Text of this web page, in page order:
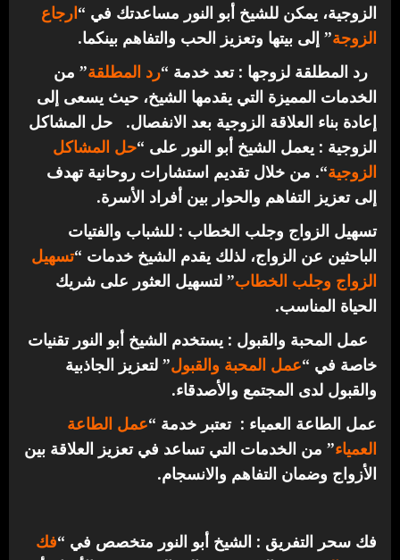
الزوجية، يمكن للشيخ أبو النور مساعدتك في “ارجاع
الزوجة” إلى بيتها وتعزيز الحب والتفاهم بينكما.
رد المطلقة لزوجها : تعد خدمة “رد المطلقة” من
الخدمات المميزة التي يقدمها الشيخ، حيث يسعى إلى
إعادة بناء العلاقة الزوجية بعد الانفصال.
حل المشاكل
الزوجية : يعمل الشيخ أبو النور على “حل المشاكل
الزوجية“. من خلال تقديم استشارات روحانية تهدف
إلى تعزيز التفاهم والحوار بين أفراد الأسرة.
تسهيل الزواج وجلب الخطاب : للشباب والفتيات
الباحثين عن الزواج، لذلك يقدم الشيخ خدمات “تسهيل
الزواج وجلب الخطاب” لتسهيل العثور على شريك
الحياة المناسب.
عمل المحبة والقبول : يستخدم الشيخ أبو النور تقنيات
خاصة في “عمل المحبة والقبول” لتعزيز الجاذبية
والقبول لدى المجتمع والأصدقاء.
عمل الطاعة العمياء : تعتبر خدمة “عمل الطاعة
العمياء” من الخدمات التي تساعد في تعزيز العلاقة بين
الأزواج وضمان التفاهم والانسجام.
فك سحر التفريق : الشيخ أبو النور متخصص في “فك